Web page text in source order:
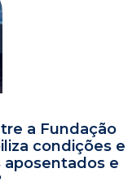
a Fundação
condições e
aposentados e